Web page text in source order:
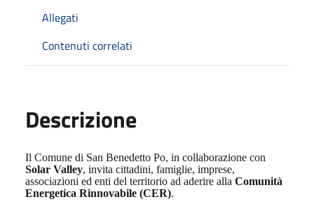
Allegati
Contenuti correlati
Descrizione
Il Comune di San Benedetto Po, in collaborazione con
Solar Valley, invita cittadini, famiglie, imprese,
associazioni ed enti del territorio ad aderire alla Comunità
Energetica Rinnovabile (CER).